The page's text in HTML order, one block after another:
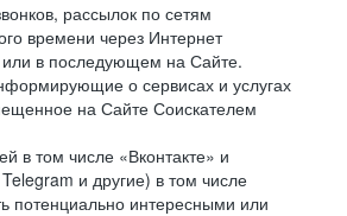
рассылок по сетям
времени через Интернет
или в последующем на Сайте.
о сервисах и услугах
на Сайте Соискателем
в том числе «Вконтакте» и
и другие) в том числе
потенциально интересными или